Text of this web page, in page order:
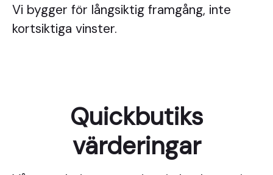
Vi bygger för långsiktig framgång, inte
kortsiktiga vinster.
Quickbutiks
värderingar